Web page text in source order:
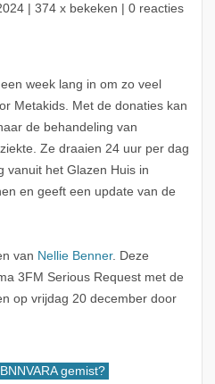
| 374 x bekeken | 0 reacties
week lang in om zo veel
Metakids. Met de donaties kan
de behandeling van
Ze draaien 24 uur per dag
vanuit het Glazen Huis in
en geeft een update van de
van Nellie Benner. Deze
3FM Serious Request met de
op vrijdag 20 december door
BNNVARA gemist?